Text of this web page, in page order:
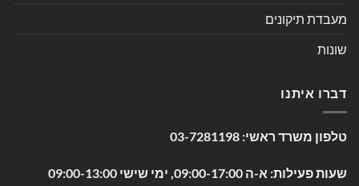
מעבדת תיקונים
שונות
דברו איתנו
טלפון משרד ראשי: 03-7281198
שעות פעילות: א-ה 09:00-17:00, ימי שישי 09:00-13:00